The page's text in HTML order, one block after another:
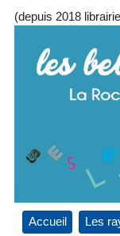
(depuis 2018
Accueil Les